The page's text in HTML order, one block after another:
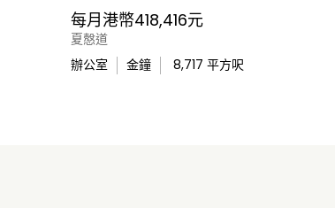
每月港幣418,416元
夏慤道
辦公室
金鐘 8,717 平方呎